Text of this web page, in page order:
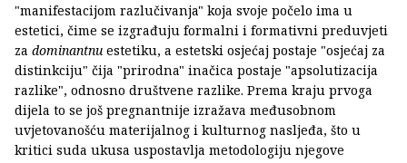
"manifestacijom razlučivanja" koja svoje počelo ima u
estetici, čime se izgrađuju formalni i formativni preduvjeti
za dominantnu estetiku, a estetski osjećaj postaje "osjećaj za
distinkciju" čija "prirodna" inačica postaje "apsolutizacija
razlike", odnosno društvene razlike. Prema kraju prvoga
dijela to se još pregnantnije izražava međusobnom
uvjetovanošću materijalnog i kulturnog nasljeđa, što u
kritici suda ukusa uspostavlja metodologiju njegove